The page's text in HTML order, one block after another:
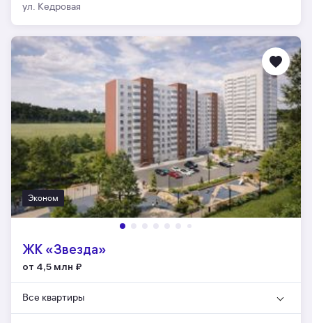
ул. Кедровая
Эконом
ЖК «Звезда»
от 4,5 млн ₽
Все квартиры